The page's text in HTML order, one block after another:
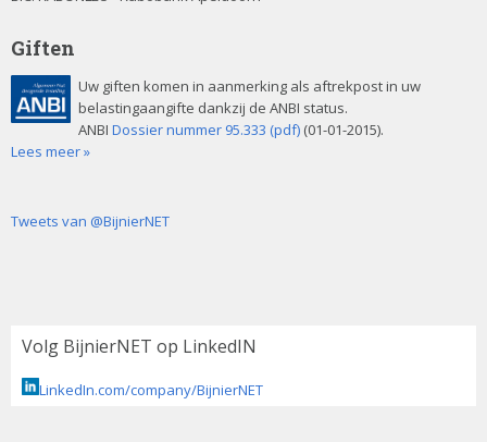
Giften
Uw giften komen in aanmerking als aftrekpost in uw
belastingaangifte dankzij de ANBI status.
ANBI Dossier nummer 95.333 (pdf) (01-01-2015).
Lees meer »
Tweets van @BijnierNET
Volg BijnierNET op LinkedIN
LinkedIn.com/company/BijnierNET